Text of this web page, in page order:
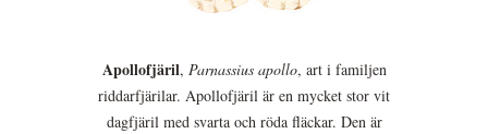
Apollofjäril, Parnassius apollo, art i familjen
riddarfjärilar. Apollofjäril är en mycket stor vit
dagfjäril med svarta och röda fläckar. Den är